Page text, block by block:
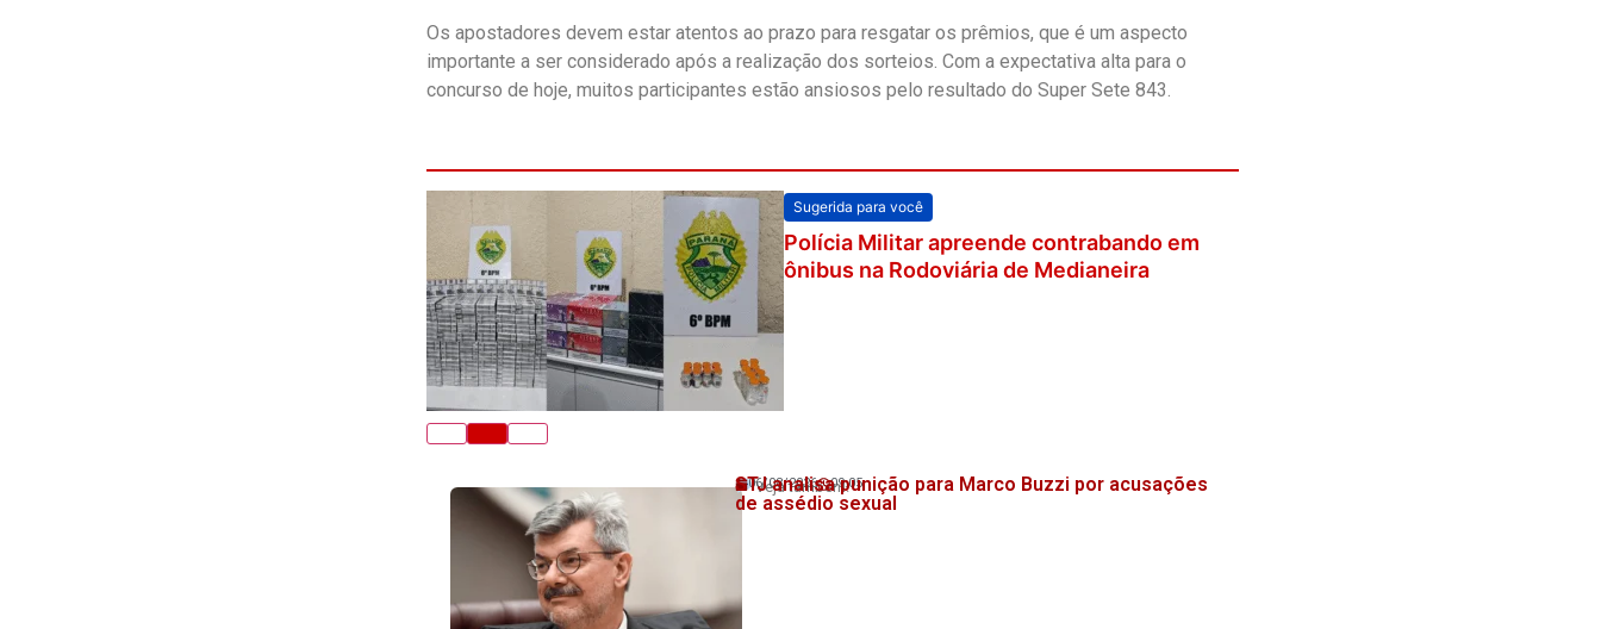
Os apostadores devem estar atentos ao prazo para resgatar os prêmios, que é um aspecto
importante a ser considerado após a realização dos sorteios. Com a expectativa alta para o
concurso de hoje, muitos participantes estão ansiosos pelo resultado do Super Sete 843.
Sugerida para você
Polícia Militar apreende contrabando em
ônibus na Rodoviária de Medianeira
Veja também!
06/08/2026 09:05
STJ analisa punição para Marco Buzzi por acusações
de assédio sexual